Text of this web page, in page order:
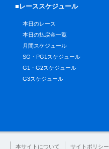
■レーススケジュール
本日のレース
本日の払戻金一覧
月間スケジュール
SG・PG1スケジュール
G1・G2スケジュール
G3スケジュール
本サイトについて サイトポリシー